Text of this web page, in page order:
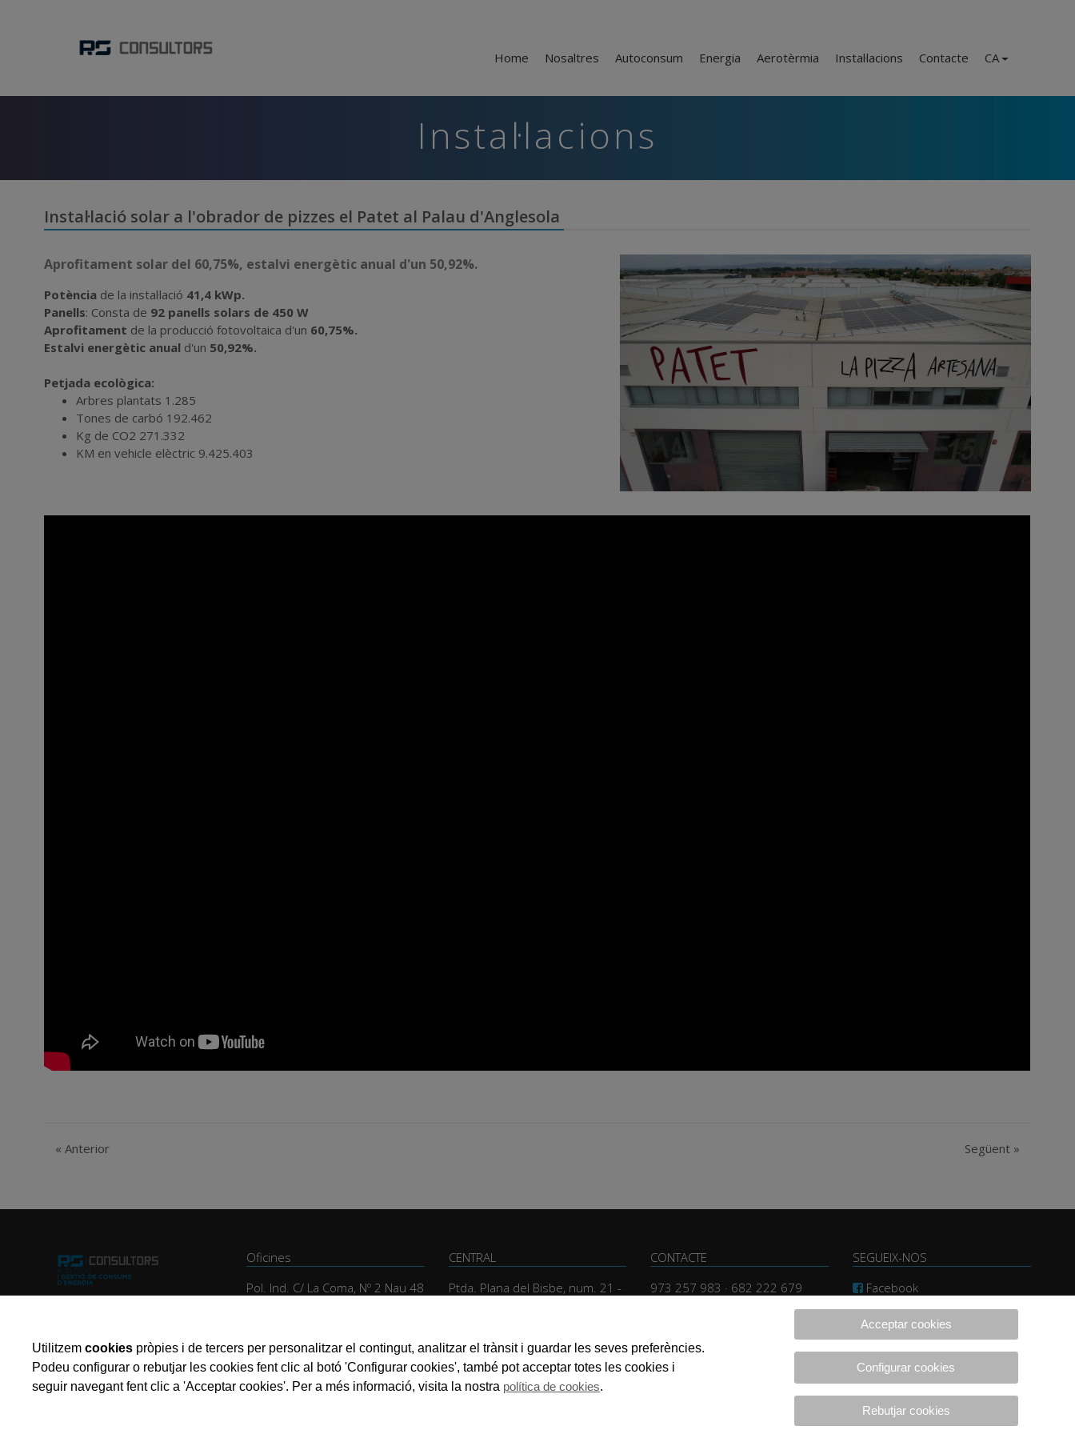
Home Nosaltres Autoconsum Energia Aerotèrmia Instal·lacions Contacte CA
Instal·lacions
Instal·lació solar a l'obrador de pizzes el Patet al Palau d'Anglesola
Aprofitament solar del 60,75%, estalvi energètic anual d'un 50,92%.
Potència de la instal·lació 41,4 kWp.
Panells: Consta de 92 panells solars de 450 W
Aprofitament de la producció fotovoltaica d'un 60,75%.
Estalvi energètic anual d'un 50,92%.
Petjada ecològica:
Arbres plantats 1.285
Tones de carbó 192.462
Kg de CO2 271.332
KM en vehicle elèctric 9.425.403
«Anterior Següent »
Oficines
Pol. Ind. C/ La Coma, Nº 2 Nau 48
CENTRAL
Ptda. Plana del Bisbe, num. 21 -
CONTACTE
973 257 983 · 682 222 679
central@rsconsultors.com
SEGUEIX-NOS
Facebook
Instagram
Twitter
Utilitzemcookies pròpies i de tercers per personalitzar el contingut, analitzar el trànsit i guardar les seves preferències.
Podeu configurar o rebutjar les cookies fent clic al botó 'Configurar cookies', també pot acceptar totes les cookies i
seguir navegant fent clic a 'Acceptar cookies'. Per a més informació, visita la nostra política de cookies.
Acceptar cookies
Configurar cookies
Rebutjar cookies